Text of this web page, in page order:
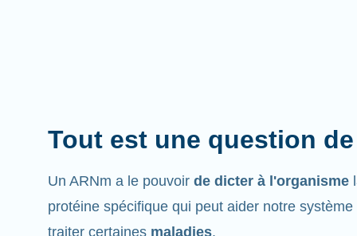
Tout est une question
Un ARNm a le pouvoir de dicter à l'organisme
protéine spécifique qui peut aider notre
traiter certaines maladies.